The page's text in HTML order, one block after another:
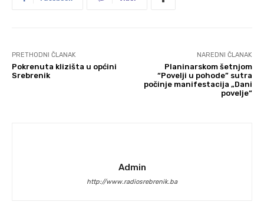
PRETHODNI ČLANAK
Pokrenuta klizišta u općini
Srebrenik
NAREDNI ČLANAK
Planinarskom šetnjom
“Povelji u pohode” sutra
počinje manifestacija „Dani
povelje“
Admin
http://www.radiosrebrenik.ba